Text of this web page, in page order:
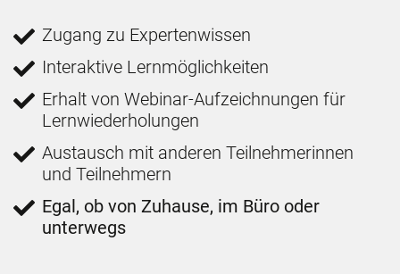
Zugang zu Expertenwissen
Interaktive Lernmöglichkeiten
Erhalt von Webinar-Aufzeichnungen für
Lernwiederholungen
Austausch mit anderen Teilnehmerinnen
und Teilnehmern
Egal, ob von Zuhause, im Büro oder
unterwegs